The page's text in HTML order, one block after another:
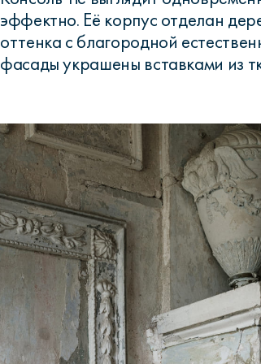
эффектно. Её корпус отделан
оттенка с благородной
фасады украшены вставками из